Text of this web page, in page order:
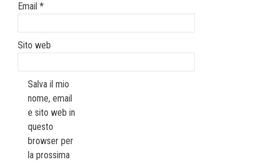
Email *
Sito web
Salva il mio
nome, email
e sito web in
questo
browser per
la prossima